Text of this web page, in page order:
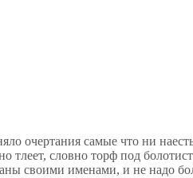
очертания самые что ни
тлеет, словно торф под
своими именами, и не надо